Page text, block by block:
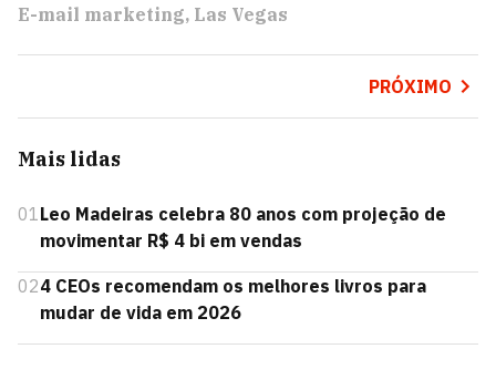
E-mail marketing Las Vegas
PRÓXIMO
Mais lidas
01Leo Madeiras celebra 80 anos com projeção de
movimentar R$ 4 bi em vendas
024 CEOs recomendam os melhores livros para
mudar de vida em 2026